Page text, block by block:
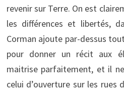
revenir sur Terre. On est
les différences et libertés,
Corman ajoute par-dessus
pour donner un récit aux
maitrise parfaitement, et il
celui d’ouverture sur les rues